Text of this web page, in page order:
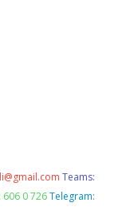
Teams:
0 726 Telegram: